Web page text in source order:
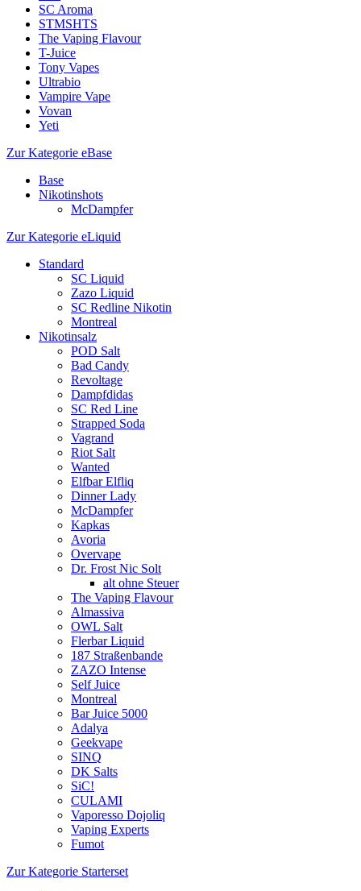
SC Aroma
STMSHTS
The Vaping Flavour
T-Juice
Tony Vapes
Ultrabio
Vampire Vape
Vovan
Yeti
Zur Kategorie eBase
Base
Nikotinshots
McDampfer
Zur Kategorie eLiquid
Standard
SC Liquid
Zazo Liquid
SC Redline Nikotin
Montreal
Nikotinsalz
POD Salt
Bad Candy
Revoltage
Dampfdidas
SC Red Line
Strapped Soda
Vagrand
Riot Salt
Wanted
Elfbar Elfliq
Dinner Lady
McDampfer
Kapkas
Avoria
Overvape
Dr. Frost Nic Solt
alt ohne Steuer
The Vaping Flavour
Almassiva
OWL Salt
Flerbar Liquid
187 Straßenbande
ZAZO Intense
Self Juice
Montreal
Bar Juice 5000
Adalya
Geekvape
SINQ
DK Salts
SiC!
CULAMI
Vaporesso Dojoliq
Vaping Experts
Fumot
Zur Kategorie Starterset